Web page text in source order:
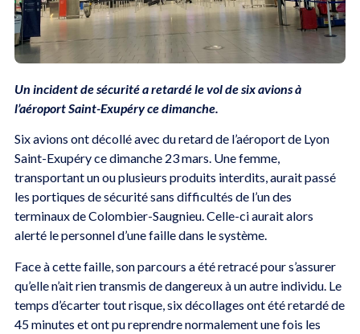
Un incident de sécurité a retardé le vol de six avions à
l’aéroport Saint-Exupéry ce dimanche.
Six avions ont décollé avec du retard de l’aéroport de Lyon
Saint-Exupéry ce dimanche 23 mars. Une femme,
transportant un ou plusieurs produits interdits, aurait passé
les portiques de sécurité sans difficultés de l’un des
terminaux de Colombier-Saugnieu. Celle-ci aurait alors
alerté le personnel d’une faille dans le système.
Face à cette faille, son parcours a été retracé pour s’assurer
qu’elle n’ait rien transmis de dangereux à un autre individu. Le
temps d’écarter tout risque, six décollages ont été retardé de
45 minutes et ont pu reprendre normalement une fois les